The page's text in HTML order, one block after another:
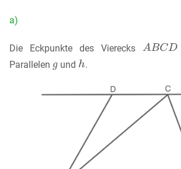
a)
Die Eckpunkte des Vierecks
Parallelen
und .